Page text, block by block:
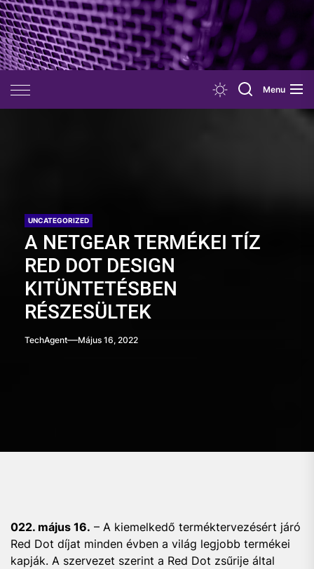
Skip
to
the
content
Menu
UNCATEGORIZED
A NETGEAR TERMÉKEI TÍZ
RED DOT DESIGN
KITÜNTETÉSBEN
RÉSZESÜLTEK
TechAgent Május 16, 2022
022. május 16. – A kiemelkedő terméktervezésért járó
Red Dot díjat minden évben a világ legjobb termékei
kapják. A szervezet szerint a Red Dot zsűrije által